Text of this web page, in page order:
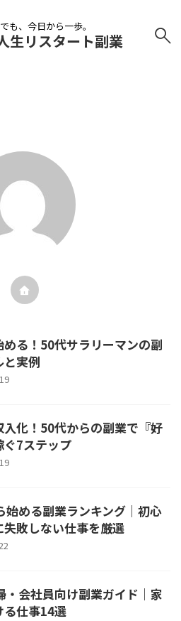
も、今日から一歩。
生リスタート副業
める！50代サラリーマンの副
と実例
入化！50代からの副業で『好
ぐ7ステップ
始める副業ランキング｜初心
失敗しない仕事を厳選
・会社員向け副業ガイド｜家
る仕事14選